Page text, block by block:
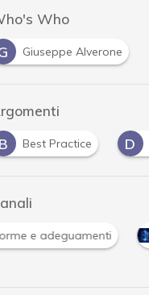
Who
Giuseppe Alverone
D Data Breach D
Norme e adeguamenti